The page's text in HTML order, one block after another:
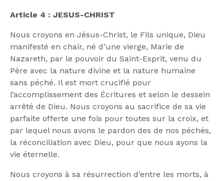
Article 4 : JESUS-CHRIST
Nous croyons en Jésus-Christ, le Fils unique, Dieu
manifesté en chair, né d’une vierge, Marie de
Nazareth, par le pouvoir du Saint-Esprit, venu du
Père avec la nature divine et la nature humaine
sans péché. Il est mort crucifié pour
l’accomplissement des Écritures et selon le dessein
arrêté de Dieu. Nous croyons au sacrifice de sa vie
parfaite offerte une fois pour toutes sur la croix, et
par lequel nous avons le pardon des de nos péchés,
la réconciliation avec Dieu, pour que nous ayons la
vie éternelle.
Nous croyons à sa résurrection d’entre les morts, à